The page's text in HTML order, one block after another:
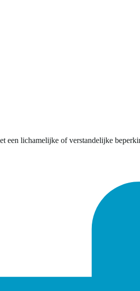
lichamelijke of verstandelijke